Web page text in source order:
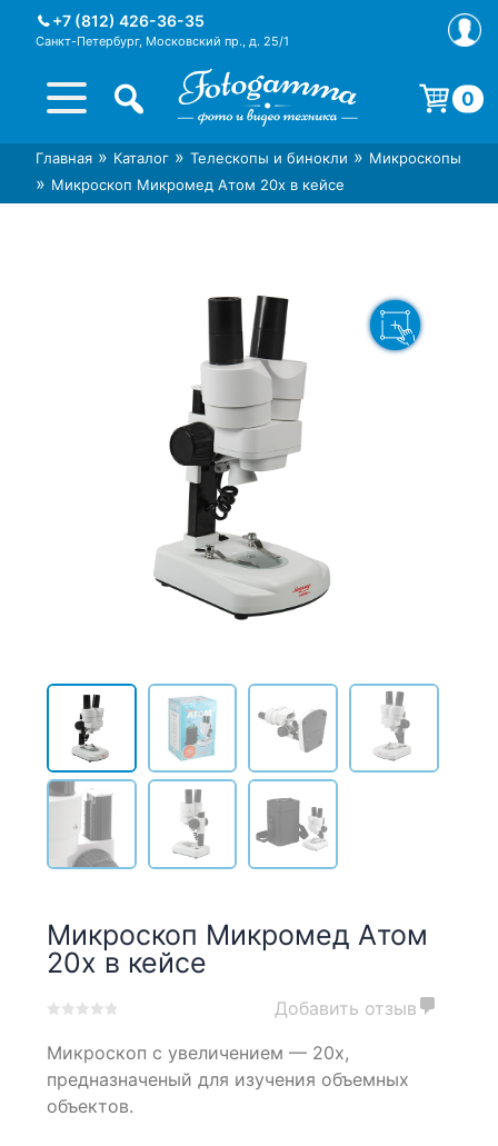
+7 (812) 426-36-35
Санкт-Петербург, Московский пр., д. 25/1
Интернет-магазин фототехники
Foto-Gamma в СПб
Магазин фотоаксессуаров foto-
gamma.ru
0
Корзина пуста.
Главная » Каталог » Телескопы и бинокли » Микроскопы
» Микроскоп Микромед Атом 20x в кейсе
Микроскоп Микромед Атом
20x в кейсе
out
based
on
Добавить отзыв
Микроскоп с увеличением — 20х,
предназначеный для изучения объемных
объектов.